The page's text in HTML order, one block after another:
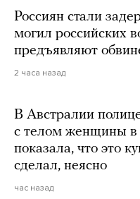
Россиян стали
могил российских
предъявляют
2 часа назад
В Австралии
с телом женщины в
показала, что это
сделал, неясно
час назад